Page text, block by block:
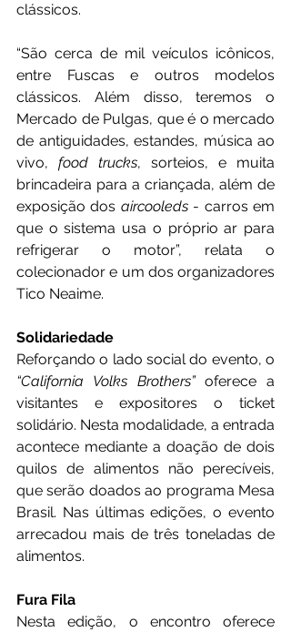
clássicos.
“São cerca de mil veículos icônicos,
entre Fuscas e outros modelos
clássicos. Além disso, teremos o
Mercado de Pulgas, que é o mercado
de antiguidades, estandes, música ao
vivo, food trucks, sorteios, e muita
brincadeira para a criançada, além de
exposição dos aircooleds - carros em
que o sistema usa o próprio ar para
refrigerar o motor”, relata o
Tico Neaime.
Solidariedade
“California Volks Brothers” oferece a
visitantes e expositores o ticket
solidário. Nesta modalidade, a entrada
acontece mediante a doação de dois
quilos de alimentos não perecíveis,
que serão doados ao programa Mesa
Brasil. Nas últimas edições, o evento
arrecadou mais de três toneladas de
alimentos.
Fura Fila
Nesta edição, o encontro oferece